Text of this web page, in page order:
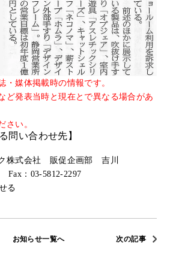
・媒体掲載時の情報です。
ど発表当時と現在とで異なる場合があ
さい。
問い合わせ先】
株式会社 販促企画部 吉川
：03-5812-2297
る
お知らせ一覧へ 次の記事